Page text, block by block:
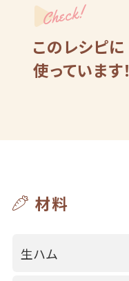
Check!
このレシピに
使っています！
材料
生ハム